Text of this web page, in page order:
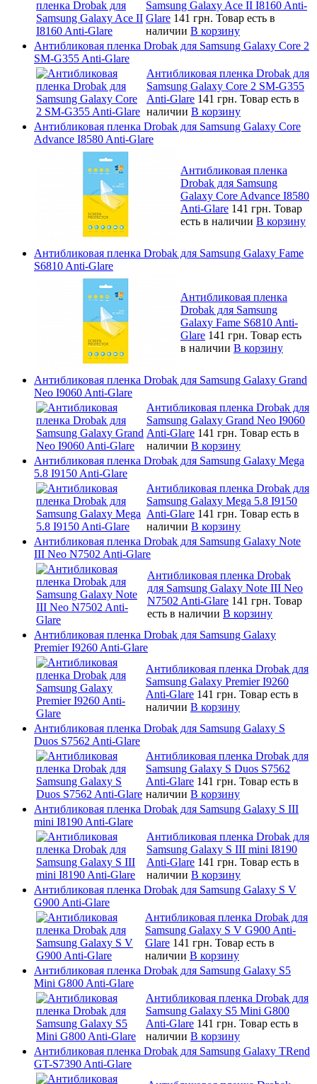
Samsung Galaxy Ace II I8160 Anti-
Glare 141 грн. Товар есть в
наличии В корзину
Антибликовая пленка Drobak для Samsung Galaxy Core 2
SM-G355 Anti-Glare
Антибликовая пленка Drobak для
Samsung Galaxy Core 2 SM-G355
Anti-Glare 141 грн. Товар есть в
наличии В корзину
Антибликовая пленка Drobak для Samsung Galaxy Core
Advance I8580 Anti-Glare
Антибликовая пленка
Drobak для Samsung
Galaxy Core Advance I8580
Anti-Glare 141 грн. Товар
есть в наличии В корзину
Антибликовая пленка Drobak для Samsung Galaxy Fame
S6810 Anti-Glare
Антибликовая пленка
Drobak для Samsung
Galaxy Fame S6810 Anti-
Glare 141 грн. Товар есть
в наличии В корзину
Антибликовая пленка Drobak для Samsung Galaxy Grand
Neo I9060 Anti-Glare
Антибликовая пленка Drobak для
Samsung Galaxy Grand Neo I9060
Anti-Glare 141 грн. Товар есть в
наличии В корзину
Антибликовая пленка Drobak для Samsung Galaxy Mega
5.8 I9150 Anti-Glare
Антибликовая пленка Drobak для
Samsung Galaxy Mega 5.8 I9150
Anti-Glare 141 грн. Товар есть в
наличии В корзину
Антибликовая пленка Drobak для Samsung Galaxy Note
III Neo N7502 Anti-Glare
Антибликовая пленка Drobak
для Samsung Galaxy Note III Neo
N7502 Anti-Glare 141 грн. Товар
есть в наличии В корзину
Антибликовая пленка Drobak для Samsung Galaxy
Premier I9260 Anti-Glare
Антибликовая пленка Drobak для
Samsung Galaxy Premier I9260
Anti-Glare 141 грн. Товар есть в
наличии В корзину
Антибликовая пленка Drobak для Samsung Galaxy S
Duos S7562 Anti-Glare
Антибликовая пленка Drobak для
Samsung Galaxy S Duos S7562
Anti-Glare 141 грн. Товар есть в
наличии В корзину
Антибликовая пленка Drobak для Samsung Galaxy S III
mini I8190 Anti-Glare
Антибликовая пленка Drobak для
Samsung Galaxy S III mini I8190
Anti-Glare 141 грн. Товар есть в
наличии В корзину
Антибликовая пленка Drobak для Samsung Galaxy S V
G900 Anti-Glare
Антибликовая пленка Drobak для
Samsung Galaxy S V G900 Anti-
Glare 141 грн. Товар есть в
наличии В корзину
Антибликовая пленка Drobak для Samsung Galaxy S5
Mini G800 Anti-Glare
Антибликовая пленка Drobak для
Samsung Galaxy S5 Mini G800
Anti-Glare 141 грн. Товар есть в
наличии В корзину
Антибликовая пленка Drobak для Samsung Galaxy TRend
GT-S7390 Anti-Glare